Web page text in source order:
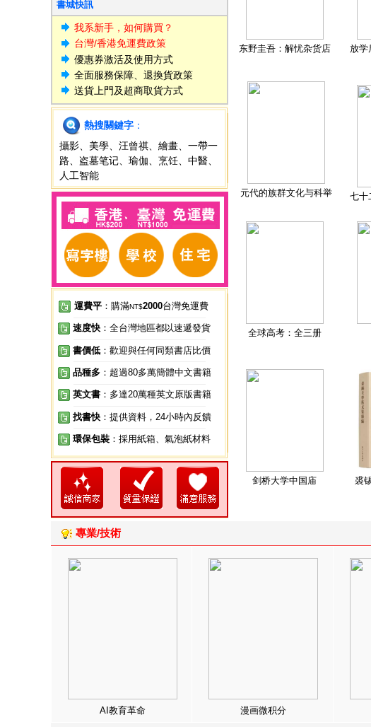
書城快訊
我系新手，如何購買？
台灣/香港免運費政策
優惠券激活及使用方式
全面服務保障、退換貨政策
送貨上門及超商取貨方式
熱搜關鍵字 ：
攝影
美學 汪曾祺 繪畫
一帶一
路
盗墓笔记 瑜伽 烹饪 中醫
人工智能
運費平 ：購滿NT$2000台灣免運費
速度快 ：全台灣地區都以速遞發貨
書價低 ：歡迎與任何同類書店比價
品種多 ：超過80多萬簡體中文書籍
英文書 ：多達20萬種英文原版書籍
找書快 ：提供資料，24小時內反饋
環保包裝 ：採用紙箱、氣泡紙材料
东野圭吾：解忧杂货店
放学
元代的族群文化与科举 七十
全球高考：全三册
剑桥大学中国庙 裘
專業/技術
AI教育革命 漫画微积分